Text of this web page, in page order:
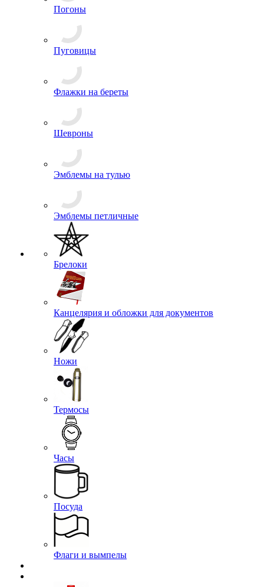
Нашивки
Погоны
Пуговицы
Флажки на береты
Шевроны
Эмблемы на тулью
Эмблемы петличные
Брелоки
Канцелярия и обложки для документов
Ножи
Термосы
Часы